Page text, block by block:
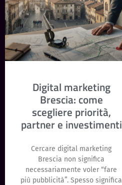
Digital marketing
Brescia: come
scegliere priorità,
partner e investimenti
Cercare digital marketing
Brescia non significa
necessariamente voler “fare
più pubblicità”. Spesso significa